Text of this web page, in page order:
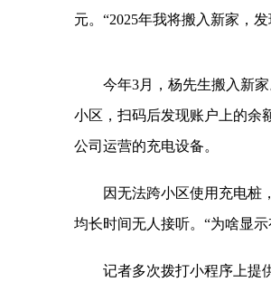
元。“2025年我将搬入新家，
今年3月，杨先生搬入新家
小区，扫码后发现账户上的余
公司运营的充电设备。
因无法跨小区使用充电桩，
均长时间无人接听。“为啥显
记者多次拨打小程序上提供